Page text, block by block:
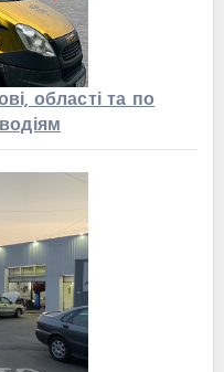
області та по